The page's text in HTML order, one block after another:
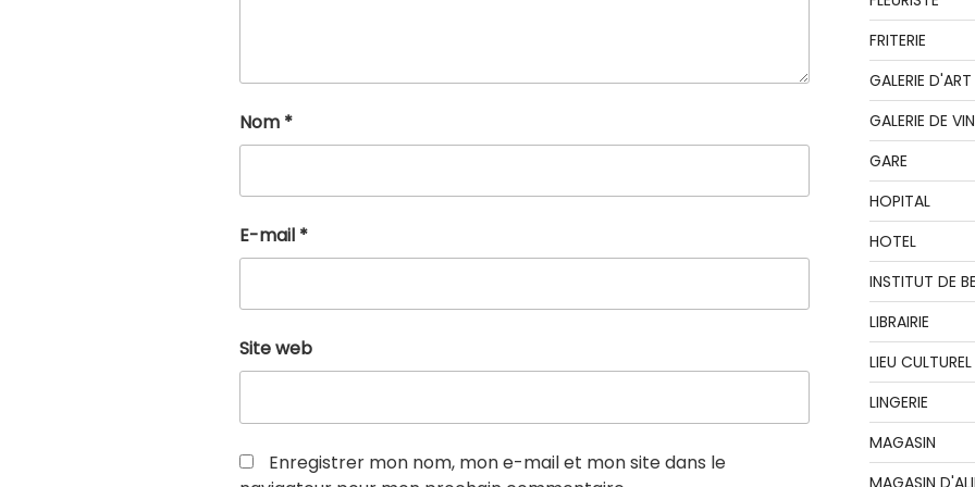
Nom *
E-mail *
Site web
Enregistrer mon nom, mon e-mail et mon site dans le
FRITERIE
GALERIE D'ART
GALERIE DE
GARE
HOPITAL
HOTEL
INSTITUT DE
LIBRAIRIE
LIEU CULTUREL
LINGERIE
MAGASIN